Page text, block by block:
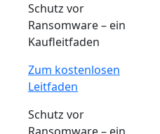
Schutz vor
Ransomware – ein
Kaufleitfaden
Zum kostenlosen
Leitfaden
Schutz vor